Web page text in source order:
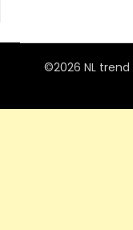
©2026 NL trend